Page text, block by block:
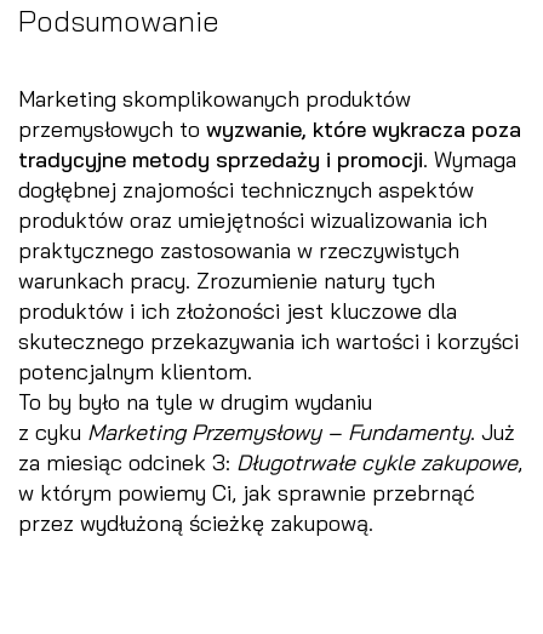
Podsumowanie
Marketing skomplikowanych produktów
przemysłowych to wyzwanie, które wykracza poza
tradycyjne metody sprzedaży i promocji. Wymaga
dogłębnej znajomości technicznych aspektów
produktów oraz umiejętności wizualizowania ich
praktycznego zastosowania w rzeczywistych
warunkach pracy. Zrozumienie natury tych
produktów i ich złożoności jest kluczowe dla
skutecznego przekazywania ich wartości i korzyści
potencjalnym klientom.
To by było na tyle w drugim wydaniu
z cyku Marketing Przemysłowy – Fundamenty. Już
za miesiąc odcinek 3: Długotrwałe cykle zakupowe,
w którym powiemy Ci, jak sprawnie przebrnąć
przez wydłużoną ścieżkę zakupową.